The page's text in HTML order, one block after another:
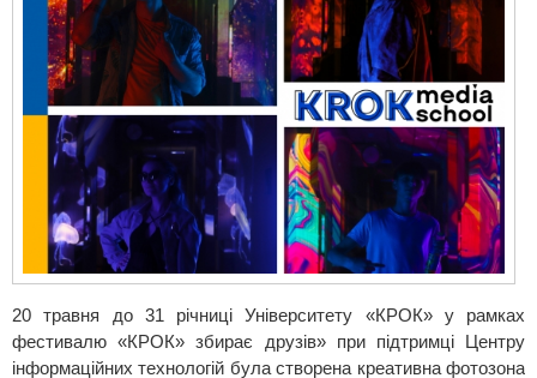
20 травня до 31 річниці Університету «КРОК» у рамках
фестивалю «КРОК» збирає друзів» при підтримці Центру
інформаційних технологій була створена креативна фотозона